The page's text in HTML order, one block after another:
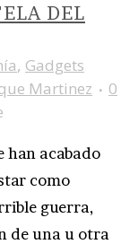
DEL
, Gadgets
Martinez
0
han acabado
como
guerra,
de una u otra